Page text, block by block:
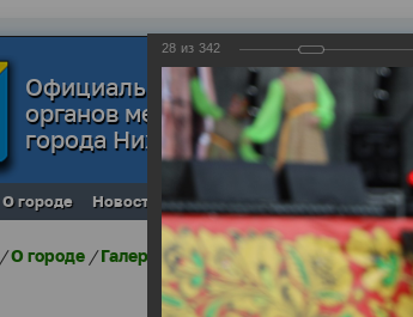
Официальный сайт
органов местного
города Нижневартовска
О городе Новости Местное самоуправление
/О городе /Галерея города / Фоторепортажи
28 из 342